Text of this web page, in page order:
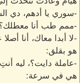
-سوري يا أدهم، دي
-ممم طب أنا
-لا أبدا معاك، أنا
هو بقلق:
-عاملة دايت؟، ليه
هي في سرعة: